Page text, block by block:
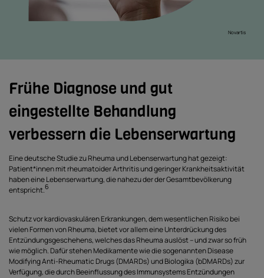
Novartis
Frühe Diagnose und gut
eingestellte Behandlung
verbessern die Lebenserwartung
Eine deutsche Studie zu Rheuma und Lebenserwartung hat gezeigt:
Patient*innen mit rheumatoider Arthritis und geringer Krankheitsaktivität
haben eine Lebenserwartung, die nahezu der der Gesamtbevölkerung
entspricht.6
Schutz vor kardiovaskulären Erkrankungen, dem wesentlichen Risiko bei
vielen Formen von Rheuma, bietet vor allem eine Unterdrückung des
Entzündungsgeschehens, welches das Rheuma auslöst – und zwar so früh
wie möglich. Dafür stehen Medikamente wie die sogenannten Disease
Modifying Anti-Rheumatic Drugs (DMARDs) und Biologika (bDMARDs) zur
Verfügung, die durch Beeinflussung des Immunsystems Entzündungen